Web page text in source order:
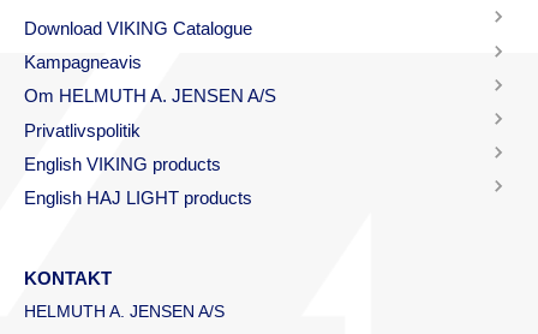
Download VIKING Catalogue
Kampagneavis
Om HELMUTH A. JENSEN A/S
Privatlivspolitik
English VIKING products
English HAJ LIGHT products
KONTAKT
HELMUTH A. JENSEN A/S